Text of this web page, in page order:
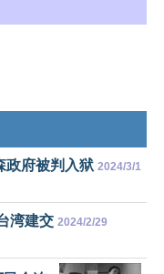
政府被判入狱 2024/3/1
湾建交 2024/2/29